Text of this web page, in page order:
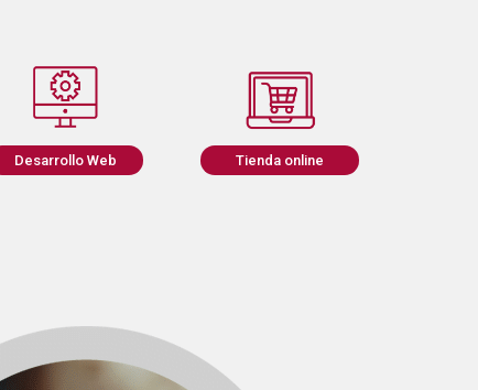
Desarrollo Web Tienda online